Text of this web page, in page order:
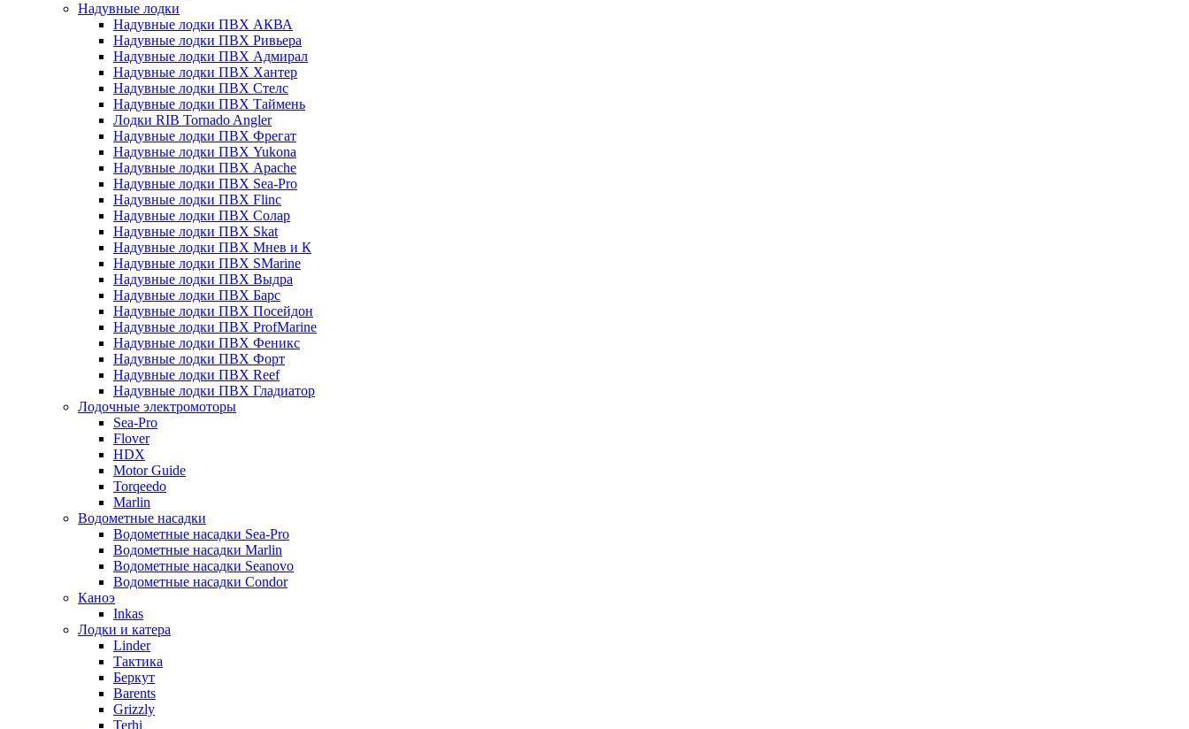
Надувные лодки
Надувные лодки ПВХ АКВА
Надувные лодки ПВХ Ривьера
Надувные лодки ПВХ Адмирал
Надувные лодки ПВХ Хантер
Надувные лодки ПВХ Стелс
Надувные лодки ПВХ Таймень
Лодки RIB Tornado Angler
Надувные лодки ПВХ Фрегат
Надувные лодки ПВХ Yukona
Надувные лодки ПВХ Apache
Надувные лодки ПВХ Sea-Pro
Надувные лодки ПВХ Flinc
Надувные лодки ПВХ Солар
Надувные лодки ПВХ Skat
Надувные лодки ПВХ Мнев и К
Надувные лодки ПВХ SMarine
Надувные лодки ПВХ Выдра
Надувные лодки ПВХ Барс
Надувные лодки ПВХ Посейдон
Надувные лодки ПВХ ProfMarine
Надувные лодки ПВХ Феникс
Надувные лодки ПВХ Форт
Надувные лодки ПВХ Reef
Надувные лодки ПВХ Гладиатор
Лодочные электромоторы
Sea-Pro
Flover
HDX
Motor Guide
Torqeedo
Marlin
Водометные насадки
Водометные насадки Sea-Pro
Водометные насадки Marlin
Водометные насадки Seanovo
Водометные насадки Condor
Каноэ
Inkas
Лодки и катера
Linder
Тактика
Беркут
Barents
Grizzly
Terhi